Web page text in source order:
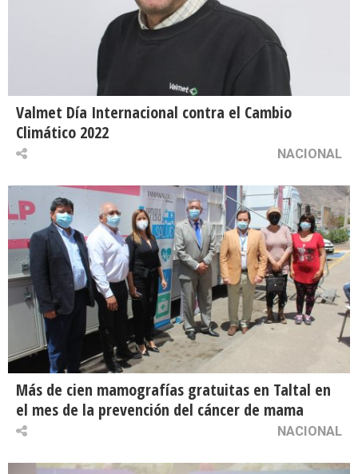
Valmet Día Internacional contra el Cambio
Climático 2022
NACIONAL
Más de cien mamografías gratuitas en Taltal en
el mes de la prevención del cáncer de mama
NACIONAL